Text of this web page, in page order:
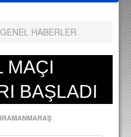
GENEL HABERLER
MAÇI
BAŞLADI